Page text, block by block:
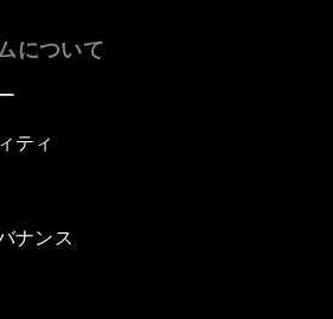
について
ティ
ナンス